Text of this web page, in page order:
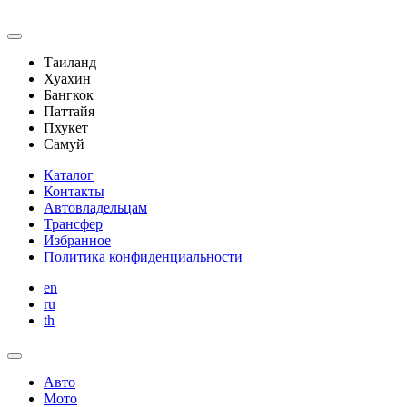
Таиланд
Хуахин
Бангкок
Паттайя
Пхукет
Самуй
Каталог
Контакты
Автовладельцам
Трансфер
Избранное
Политика конфиденциальности
en
ru
th
Авто
Мото